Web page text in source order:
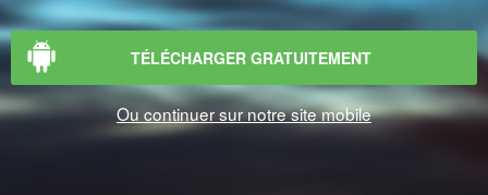
TÉLÉCHARGER GRATUITEMENT
Ou continuer sur notre site mobile